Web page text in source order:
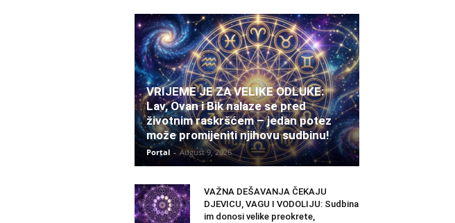
VRIJEME JE ZA VELIKE ODLUKE:
Lav, Ovan i Bik nalaze se pred
životnim raskršćem – jedan potez
može promijeniti njihovu sudbinu!
Portal - August 9, 2026
VAŽNA DEŠAVANJA ČEKAJU
DJEVICU, VAGU I VODOLIJU: Sudbina
im donosi velike preokrete,